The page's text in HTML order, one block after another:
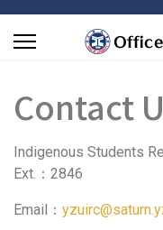
Contact
Indigenous Students
Ext.：2846
Email：